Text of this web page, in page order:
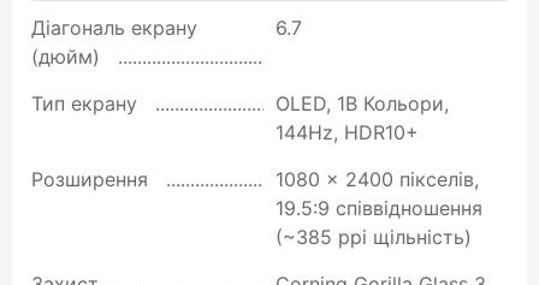
Діагональ екрану
(дюйм)
6.7
Тип екрану
OLED, 1B Кольори,
144Hz, HDR10+
Розширення
1080 x 2400 пікселів,
19.5:9 співвідношення
(~385 ppi щільність)